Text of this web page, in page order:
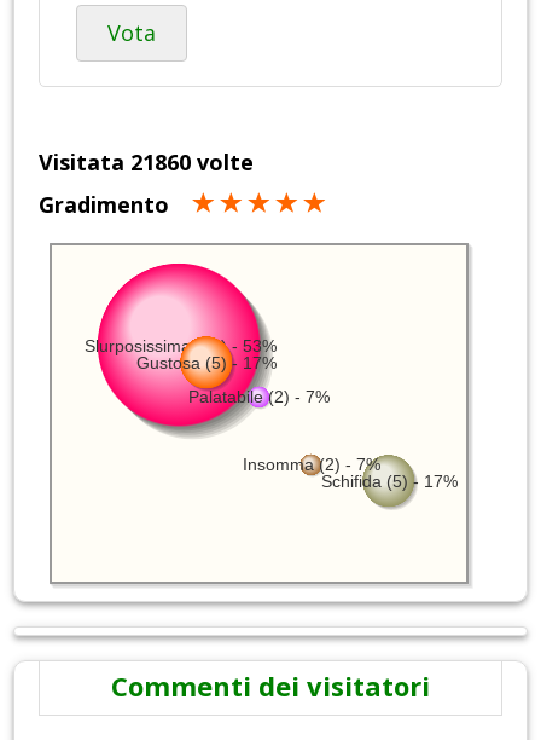
Vota
Visitata 21860 volte
Gradimento
Slurposissima (16) - 53%
Schifida (5) - 17%
Gustosa (5) - 17%
Insomma (2) - 7%
Palatabile (2) - 7%
Commenti dei visitatori